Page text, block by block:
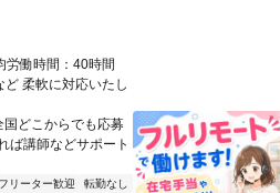
労働時間：40時間
柔軟に対応いたし
どこからでも応募
ば講師などサポート
フリーター歓迎
転勤なし